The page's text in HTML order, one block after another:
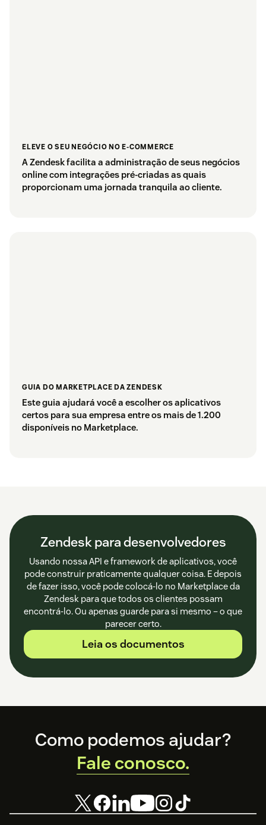
ELEVE O SEU NEGÓCIO NO E-COMMERCE
A Zendesk facilita a administração de seus negócios
online com integrações pré-criadas as quais
proporcionam uma jornada tranquila ao cliente.
GUIA DO MARKETPLACE DA ZENDESK
Este guia ajudará você a escolher os aplicativos
certos para sua empresa entre os mais de 1.200
disponíveis no Marketplace.
Zendesk para desenvolvedores
Usando nossa API e framework de aplicativos, você
pode construir praticamente qualquer coisa. E depois
de fazer isso, você pode colocá-lo no Marketplace da
Zendesk para que todos os clientes possam
encontrá-lo. Ou apenas guarde para si mesmo – o que
parecer certo.
Leia os documentos
FooterComo podemos ajudar?
Fale conosco.